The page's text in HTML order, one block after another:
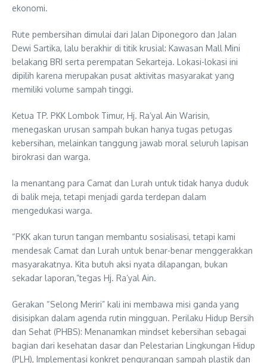
ekonomi.
Rute pembersihan dimulai dari Jalan Diponegoro dan Jalan
Dewi Sartika, lalu berakhir di titik krusial: Kawasan Mall Mini
belakang BRI serta perempatan Sekarteja. Lokasi-lokasi ini
dipilih karena merupakan pusat aktivitas masyarakat yang
memiliki volume sampah tinggi.
Ketua TP. PKK Lombok Timur, Hj. Ra’yal Ain Warisin,
menegaskan urusan sampah bukan hanya tugas petugas
kebersihan, melainkan tanggung jawab moral seluruh lapisan
birokrasi dan warga.
Ia menantang para Camat dan Lurah untuk tidak hanya duduk
di balik meja, tetapi menjadi garda terdepan dalam
mengedukasi warga.
“PKK akan turun tangan membantu sosialisasi, tetapi kami
mendesak Camat dan Lurah untuk benar-benar menggerakkan
masyarakatnya. Kita butuh aksi nyata dilapangan, bukan
sekadar laporan,”tegas Hj. Ra’yal Ain.
Gerakan “Selong Meriri” kali ini membawa misi ganda yang
disisipkan dalam agenda rutin mingguan. Perilaku Hidup Bersih
dan Sehat (PHBS): Menanamkan mindset kebersihan sebagai
bagian dari kesehatan dasar dan Pelestarian Lingkungan Hidup
(PLH), Implementasi konkret pengurangan sampah plastik dan